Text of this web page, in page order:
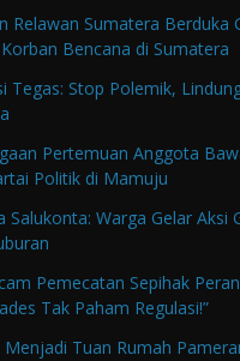
Relawan Sumatera Berduka
Bencana di Sumatera
Tegas: Stop Polemik,
Pertemuan Anggota
Politik di Mamuju
Salukonta: Warga Gelar Aksi
Pemecatan Sepihak
Tak Paham Regulasi!”
Tuan Rumah